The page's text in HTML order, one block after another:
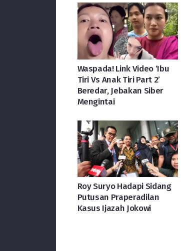
Waspada! Link Video ‘Ibu
Tiri Vs Anak Tiri Part 2’
Beredar, Jebakan Siber
Mengintai
Roy Suryo Hadapi Sidang
Putusan Praperadilan
Kasus Ijazah Jokowi